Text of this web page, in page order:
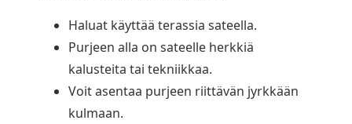
Haluat käyttää terassia sateella.
Purjeen alla on sateelle herkkiä
kalusteita tai tekniikkaa.
Voit asentaa purjeen riittävän jyrkkään
kulmaan.